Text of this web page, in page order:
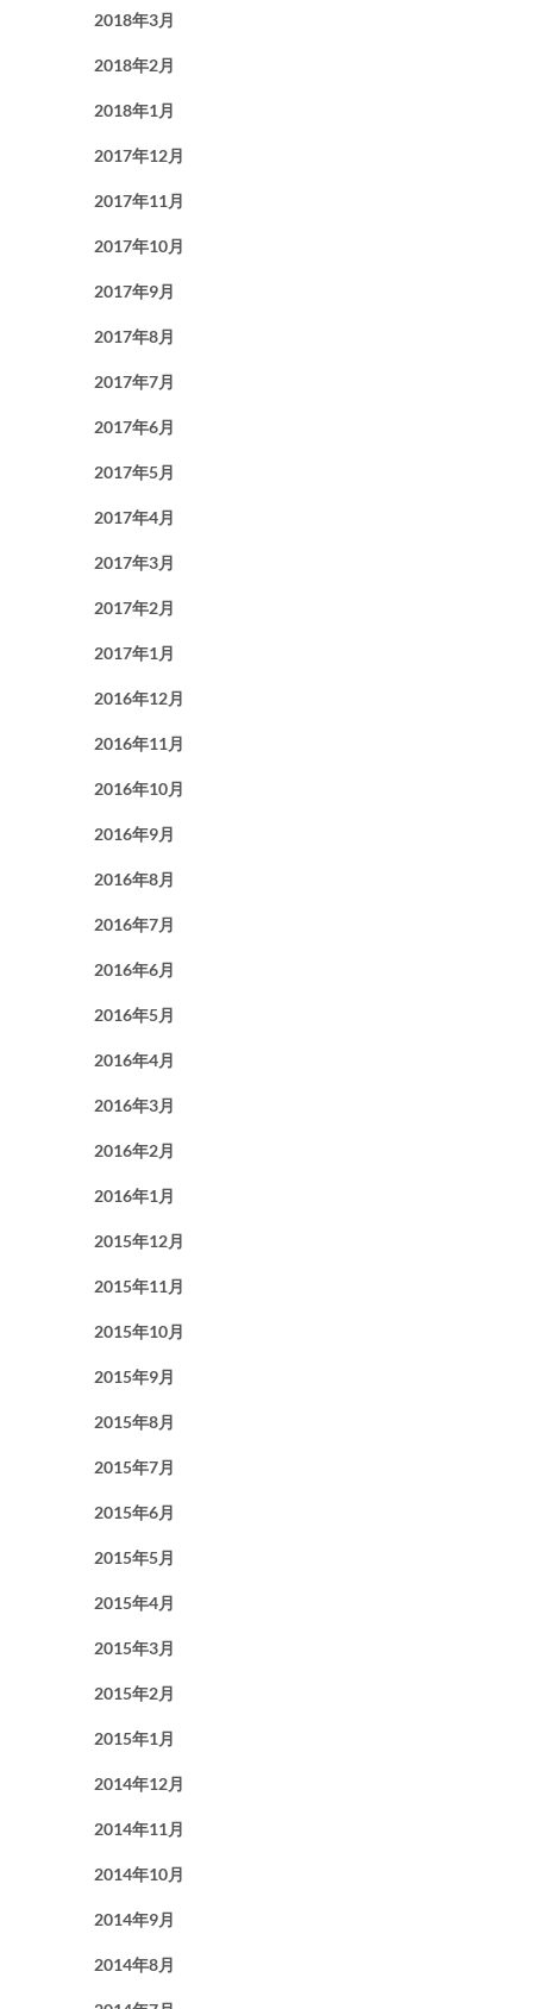
2018年3月
2018年2月
2018年1月
2017年12月
2017年11月
2017年10月
2017年9月
2017年8月
2017年7月
2017年6月
2017年5月
2017年4月
2017年3月
2017年2月
2017年1月
2016年12月
2016年11月
2016年10月
2016年9月
2016年8月
2016年7月
2016年6月
2016年5月
2016年4月
2016年3月
2016年2月
2016年1月
2015年12月
2015年11月
2015年10月
2015年9月
2015年8月
2015年7月
2015年6月
2015年5月
2015年4月
2015年3月
2015年2月
2015年1月
2014年12月
2014年11月
2014年10月
2014年9月
2014年8月